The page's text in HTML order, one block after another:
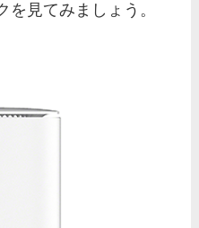
を見てみましょう。